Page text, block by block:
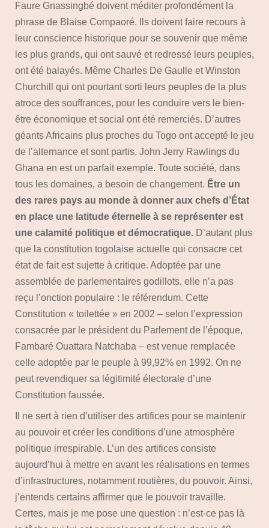
Faure Gnassingbé doivent méditer profondément la
phrase de Blaise Compaoré. Ils doivent faire recours à
leur conscience historique pour se souvenir que même
les plus grands, qui ont sauvé et redressé leurs peuples,
ont été balayés. Même Charles De Gaulle et Winston
Churchill qui ont pourtant sorti leurs peuples de la plus
atroce des souffrances, pour les conduire vers le bien-
être économique et social ont été remerciés. D’autres
géants Africains plus proches du Togo ont accepté le jeu
de l’alternance et sont partis, John Jerry Rawlings du
Ghana en est un parfait exemple. Toute société, dans
tous les domaines, a besoin de changement. Être un
des rares pays au monde à donner aux chefs d’État
en place une latitude éternelle à se représenter est
une calamité politique et démocratique. D’autant plus
que la constitution togolaise actuelle qui consacre cet
état de fait est sujette à critique. Adoptée par une
assemblée de parlementaires godillots, elle n’a pas
reçu l’onction populaire : le référendum. Cette
Constitution « toilettée » en 2002 – selon l’expression
consacrée par le président du Parlement de l’époque,
Fambaré Ouattara Natchaba – est venue remplacée
celle adoptée par le peuple à 99,92% en 1992. On ne
peut revendiquer sa légitimité électorale d’une
Constitution faussée.
Il ne sert à rien d’utiliser des artifices pour se maintenir
au pouvoir et créer les conditions d’une atmosphère
politique irrespirable. L’un des artifices consiste
aujourd’hui à mettre en avant les réalisations en termes
d’infrastructures, notamment routières, du pouvoir. Ainsi,
j’entends certains affirmer que le pouvoir travaille.
Certes, mais je me pose une question : n’est-ce pas là